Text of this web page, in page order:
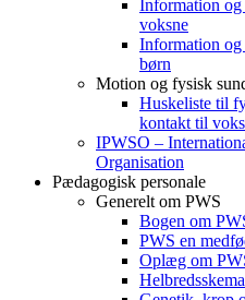
Information og
voksne
Information og
børn
Motion og fysisk
Huskeliste til
kontakt til
IPWSO –
Organisation
Pædagogisk personale
Generelt om PWS
Bogen om
PWS en
Oplæg om
Helbredsskema